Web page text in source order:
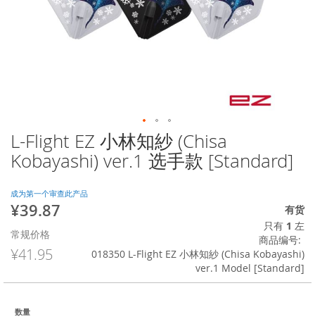
L-Flight EZ 小林知紗 (Chisa
Kobayashi) ver.1 选手款 [Standard]
成为第一个审查此产品
特
价
格
¥39.87
常规价格
¥41.95
有货
只有 1 左
商品编号
018350 L-Flight EZ 小林知紗 (Chisa Kobayashi)
ver.1 Model [Standard]
数量
跳
转
到
像
库
开
头